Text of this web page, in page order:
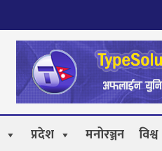
प्रदेश मनोरञ्जन विश्व